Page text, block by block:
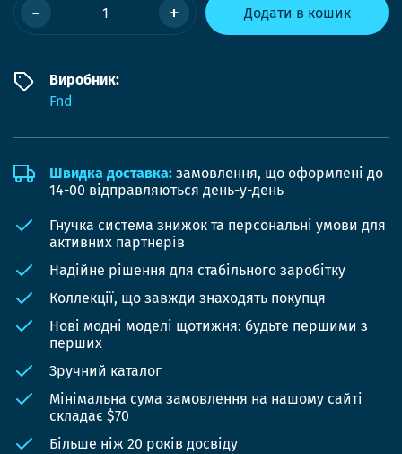
- + Додати в кошик
Виробник:
Fnd
Швидка доставка: замовлення, що оформлені до
14-00 відправляються день-у-день
Гнучка система знижок та персональні умови для
активних партнерів
Надійне рішення для стабільного заробітку
Коллекції, що завжди знаходять покупця
Нові модні моделі щотижня: будьте першими з
перших
Зручний каталог
Мінімальна сума замовлення на нашому сайті
складає $70
Більше ніж 20 років досвіду